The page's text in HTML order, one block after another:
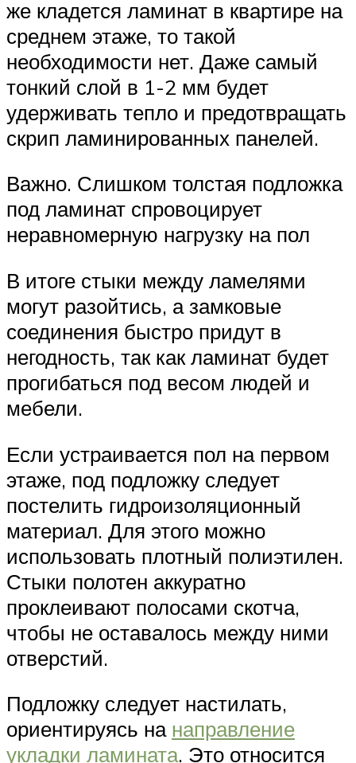
же кладется ламинат в квартире на
среднем этаже, то такой
необходимости нет. Даже самый
тонкий слой в 1-2 мм будет
удерживать тепло и предотвращать
скрип ламинированных панелей.
Важно. Слишком толстая подложка
под ламинат спровоцирует
неравномерную нагрузку на пол
В итоге стыки между ламелями
могут разойтись, а замковые
соединения быстро придут в
негодность, так как ламинат будет
прогибаться под весом людей и
мебели.
Если устраивается пол на первом
этаже, под подложку следует
постелить гидроизоляционный
материал. Для этого можно
использовать плотный полиэтилен.
Стыки полотен аккуратно
проклеивают полосами скотча,
чтобы не оставалось между ними
отверстий.
Подложку следует настилать,
ориентируясь на направление
укладки ламината. Это относится